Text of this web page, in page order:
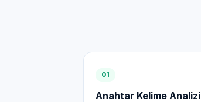
01
Anahtar Kelime Analizi